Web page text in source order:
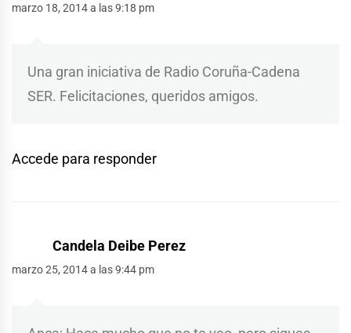
marzo 18, 2014 a las 9:18 pm
Una gran iniciativa de Radio Coruña-Cadena
SER. Felicitaciones, queridos amigos.
Accede para responder
Candela Deibe Perez
marzo 25, 2014 a las 9:44 pm